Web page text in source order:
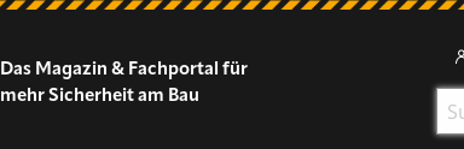
Das Magazin & Fachportal für
mehr Sicherheit am Bau